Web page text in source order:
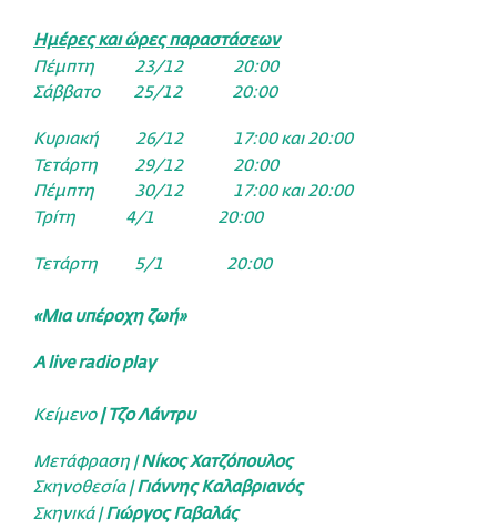
Ημέρες και ώρες παραστάσεων
Πέμπτη 23/12 20:00
Σάββατο 25/12 20:00
Κυριακή 26/12 17:00 και 20:00
Τετάρτη 29/12 20:00
Πέμπτη 30/12 17:00 και 20:00
Τρίτη 4/1 20:00
Τετάρτη 5/1 20:00
«Μια υπέροχη ζωή»
A live radio play
Κείμενο| ΤζοΛάντρυ
Μετάφραση |Νίκος Χατζόπουλος
Σκηνοθεσία |Γιάννης Καλαβριανός
Σκηνικά |Γιώργος Γαβαλάς